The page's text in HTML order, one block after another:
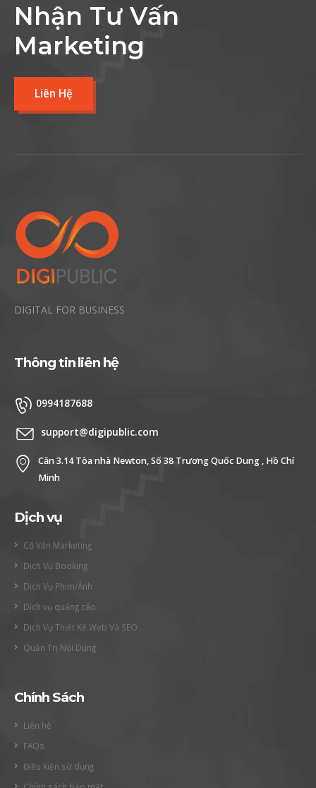
Nhận Tư Vấn
Marketing
Liên Hệ
DIGITAL FOR BUSINESS
Thông tin liên hệ
0994187688
support@digipublic.com
Căn 3.14 Tòa nhà Newton, Số 38 Trương Quốc Dung , Hồ Chí
Minh
Dịch vụ
Cố Vấn Marketing
Dịch Vụ Booking
Dịch Vụ Phim/Ảnh
Dịch vụ quảng cáo
Dịch Vụ Thiết Kế Web Và SEO
Quản Trị Nội Dung
Chính Sách
Liên hệ
FAQs
Điều kiện sử dụng